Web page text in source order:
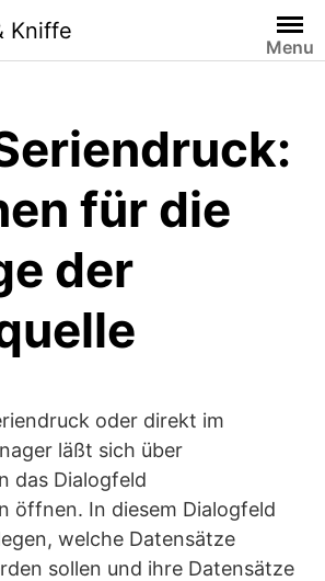
Kniffe
Menu
für die
der
oder direkt im
läßt sich über
das Dialogfeld
öffnen. In diesem Dialogfeld
welche Datensätze
sollen und ihre Datensätze